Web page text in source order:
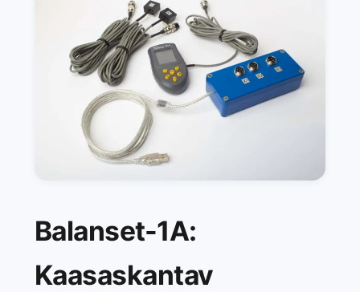
Balanset-1A:
Kaasaskantav